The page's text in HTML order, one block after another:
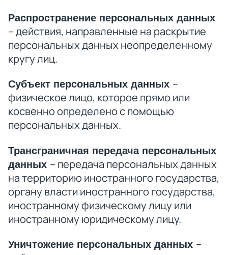
Распространение персональных данных
– действия, направленные на раскрытие
персональных данных неопределенному
кругу лиц.
Субъект персональных данных –
физическое лицо, которое прямо или
косвенно определено с помощью
персональных данных.
Трансграничная передача персональных
данных – передача персональных данных
на территорию иностранного государства,
органу власти иностранного государства,
иностранному физическому лицу или
иностранному юридическому лицу.
Уничтожение персональных данных –